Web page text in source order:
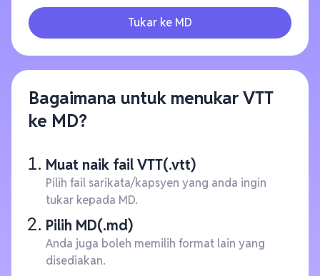
Tukar ke MD
Bagaimana untuk menukar VTT
ke MD?
Muat naik fail VTT(.vtt)
Pilih fail sarikata/kapsyen yang anda ingin
tukar kepada MD.
Pilih MD(.md)
Anda juga boleh memilih format lain yang
disediakan.